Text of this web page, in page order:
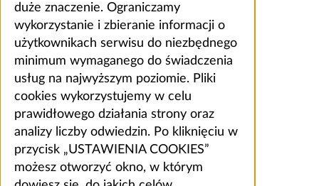
duże znaczenie. Ograniczamy
wykorzystanie i zbieranie informacji o
użytkownikach serwisu do niezbędnego
minimum wymaganego do świadczenia
usług na najwyższym poziomie. Pliki
cookies wykorzystujemy w celu
prawidłowego działania strony oraz
analizy liczby odwiedzin. Po kliknięciu w
przycisk „USTAWIENIA COOKIES”
możesz otworzyć okno, w którym